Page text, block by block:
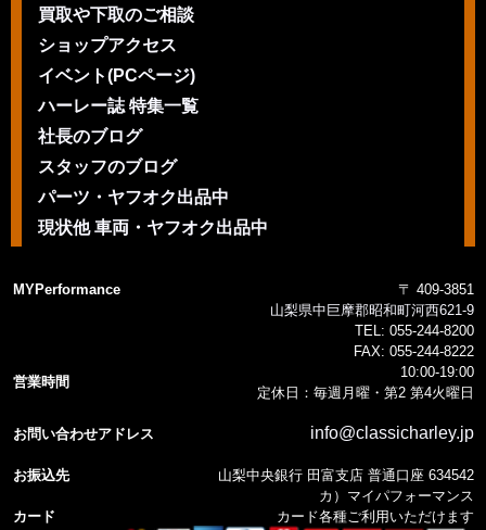
買取や下取のご相談
ショップアクセス
イベント(PCページ)
ハーレー誌 特集一覧
社長のブログ
スタッフのブログ
パーツ・ヤフオク出品中
現状他 車両・ヤフオク出品中
MYPerformance
〒 409-3851
山梨県中巨摩郡昭和町河西621-9
TEL: 055-244-8200
FAX: 055-244-8222
営業時間
10:00-19:00
定休日：毎週月曜・第2 第4火曜日
お問い合わせアドレス info@classicharley.jp
お振込先
山梨中央銀行 田富支店 普通口座 634542
カ）マイパフォーマンス
カード
カード各種ご利用いただけます